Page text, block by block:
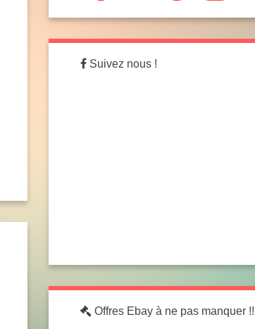
Suivez nous !
Offres Ebay à ne pas manquer !!